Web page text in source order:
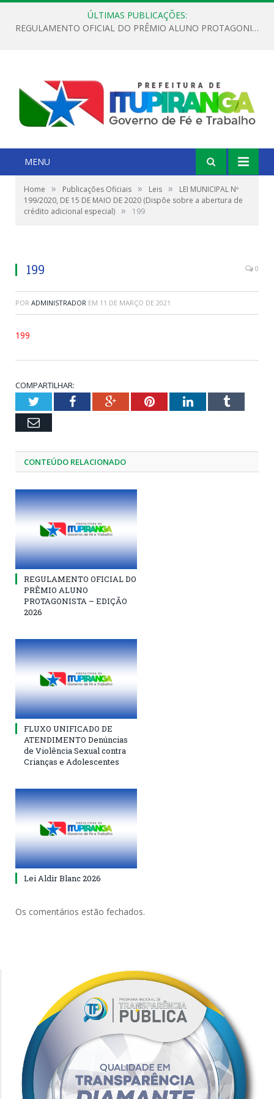
ÚLTIMAS PUBLICAÇÕES:
REGULAMENTO OFICIAL DO PRÊMIO ALUNO PROTAGONISTA – EDIÇÃO 2026
MENU
Home » Publicações Oficiais » Leis »
LEI MUNICIPAL Nº
199/2020, DE 15 DE MAIO DE 2020 (Dispõe sobre a abertura de
crédito adicional especial) » 199
199 0
POR ADMINISTRADOR EM 11 DE MARÇO DE 2021
199
COMPARTILHAR:
TwitterFacebookGoogle+PinterestLinkedInTumblr
Email
CONTEÚDO RELACIONADO
REGULAMENTO OFICIAL DO
PRÊMIO ALUNO
PROTAGONISTA – EDIÇÃO
2026
FLUXO UNIFICADO DE
ATENDIMENTO Denúncias
de Violência Sexual contra
Crianças e Adolescentes
Lei Aldir Blanc 2026
Os comentários estão fechados.